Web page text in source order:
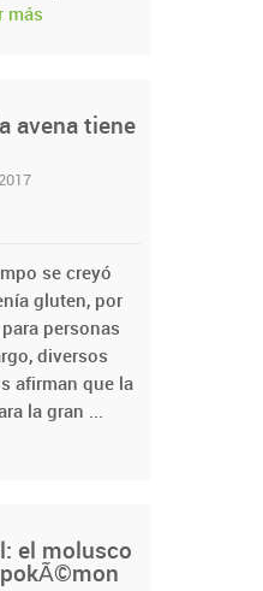
más
avena tiene
se creyó
gluten, por
personas
diversos
afirman que la
la gran ...
el molusco